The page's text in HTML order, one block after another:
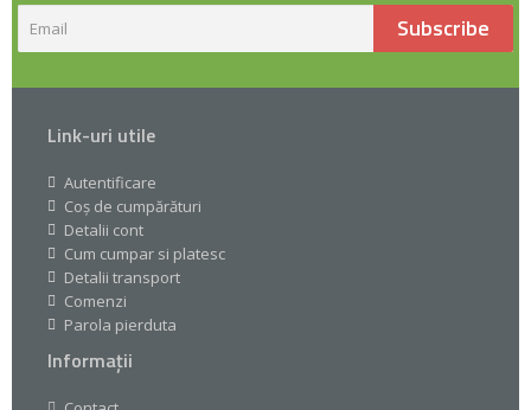
Subscribe
Link-uri utile
Autentificare
Coș de cumpărături
Detalii cont
Cum cumpar si platesc
Detalii transport
Comenzi
Parola pierduta
Informații